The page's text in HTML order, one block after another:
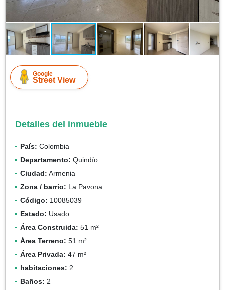
Google
Street View
Detalles del inmueble
País: Colombia
Departamento: Quindío
Ciudad: Armenia
Zona / barrio: La Pavona
Código: 10085039
Estado: Usado
Área Construida: 51 m²
Área Terreno: 51 m²
Área Privada: 47 m²
habitaciones: 2
Baños: 2